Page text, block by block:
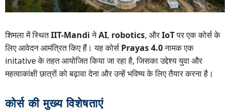
शिमला में स्थितIIT-MandiनेAI, robotics, औरIoTपर एक कोर्स के
लिए आवेदन आमंत्रित किए हैं। यह कोर्स Prayas 4.0नामक एक
initative के तहत आयोजित किया जा रहा है, जिसका उद्देश्य युवा और
महत्वाकांक्षी छात्रों को बढ़ावा देना और उन्हें भविष्य के लिए तैयार करना है।
कोर्स की मुख्य विशेषताएं